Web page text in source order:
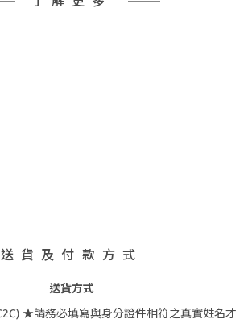
送貨及付款方式
送貨方式
★請務必填寫與身分證件相符之真實姓名才